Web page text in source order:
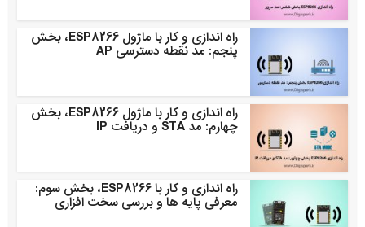
راه اندازی و کار با ماژول ESP8266، بخش
پنجم: مد نقطه دسترسی AP
راه اندازی و کار با ماژول ESP8266، بخش
چهارم: مد STA و دریافت IP
راه اندازی و کار با ESP8266، بخش سوم:
معرفی پایه ها و بررسی سخت افزاری